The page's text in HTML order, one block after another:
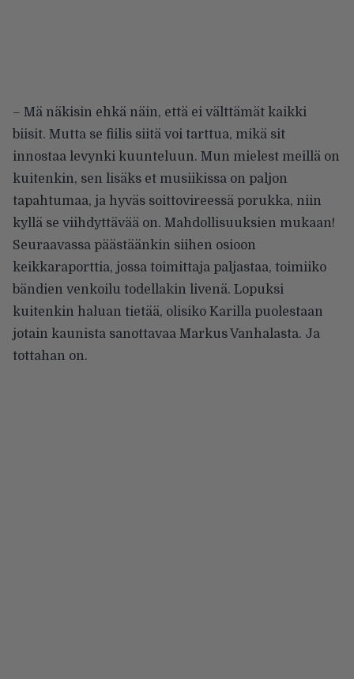
– Mä näkisin ehkä näin, että ei välttämät kaikki
biisit. Mutta se fiilis siitä voi tarttua, mikä sit
innostaa levynki kuunteluun. Mun mielest meillä on
kuitenkin, sen lisäks et musiikissa on paljon
tapahtumaa, ja hyväs soittovireessä porukka, niin
kyllä se viihdyttävää on. Mahdollisuuksien mukaan!
Seuraavassa päästäänkin siihen osioon
keikkaraporttia, jossa toimittaja paljastaa, toimiiko
bändien venkoilu todellakin livenä. Lopuksi
kuitenkin haluan tietää, olisiko Karilla puolestaan
jotain kaunista sanottavaa Markus Vanhalasta. Ja
tottahan on.